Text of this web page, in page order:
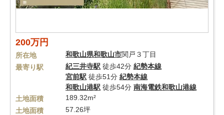
200万円
所在地 和歌山県和歌山市関戸３丁目
最寄り駅
紀三井寺駅 徒歩42分 紀勢本線
宮前駅 徒歩51分 紀勢本線
和歌山港駅 徒歩54分 南海電鉄和歌山港線
土地面積
189.32m²
土地面積
57.26坪